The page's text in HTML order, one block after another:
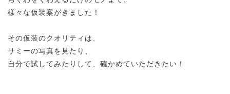
様々な仮装案がきました！
その仮装のクオリティは、
サミーの写真を見たり、
自分で試してみたりして、確かめていただきたい！